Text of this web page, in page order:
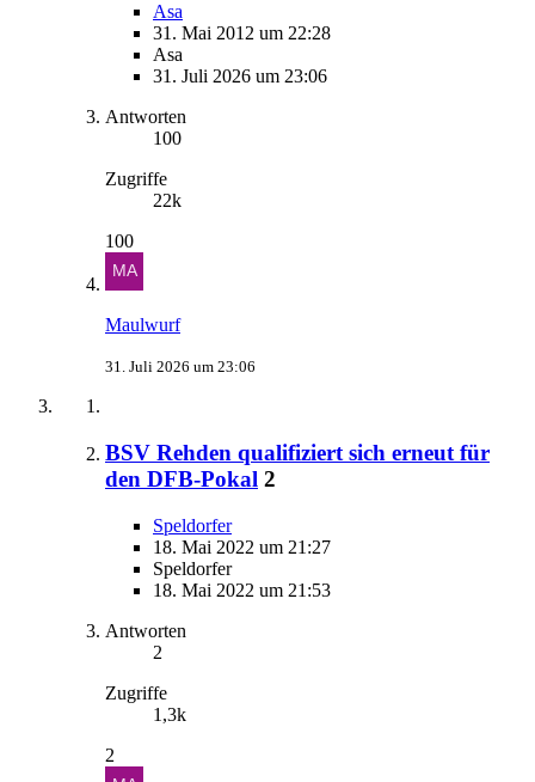
Asa
31. Mai 2012 um 22:28
Asa
31. Juli 2026 um 23:06
Antworten
100
Zugriffe
22k
100
Maulwurf
31. Juli 2026 um 23:06
BSV Rehden qualifiziert sich erneut für
den DFB-Pokal 2
Speldorfer
18. Mai 2022 um 21:27
Speldorfer
18. Mai 2022 um 21:53
Antworten
2
Zugriffe
1,3k
2